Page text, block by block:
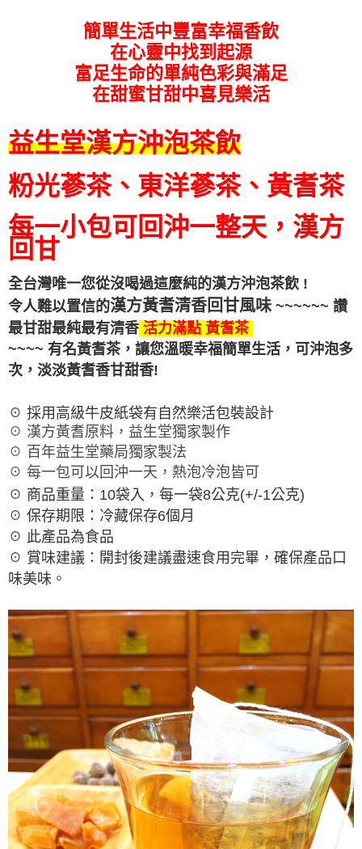
簡單生活中豐富幸福香飲
在心靈中找到起源
富足生命的單純色彩與滿足
在甜蜜甘甜中喜見樂活
益生堂漢方沖泡茶飲
粉光蔘茶、東洋蔘茶、黃耆茶
每一小包可回沖一整天，漢方
回甘
全台灣唯一您從沒喝過這麼純的漢方沖泡茶飲 !
令人難以置信的漢方黃耆清香回甘風味 ~~~~~~ 讚
最甘甜最純最有清香 活力滿點 黃耆茶
~~~~ 有名黃耆茶，讓您溫暖幸福簡單生活，可沖泡多
次， 淡淡黃耆香甘甜香!
☉ 採用高級牛皮紙袋有自然樂活包裝設計
☉ 漢方黃耆原料，益生堂獨家製作
☉ 百年益生堂藥局獨家製法
☉ 每一包可以回沖一天，熱泡冷泡皆可
☉ 商品重量：10袋入，每一袋8公克(+/-1公克)
☉ 保存期限：冷藏保存6個月
☉ 此產品為食品
☉ 賞味建議：開封後建議盡速食用完畢，確保產品口
味美味。